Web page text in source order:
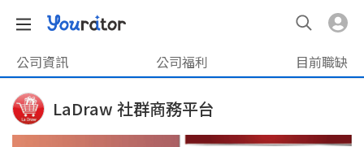
公司資訊 公司福利 目前職缺
LaDraw 社群商務平台